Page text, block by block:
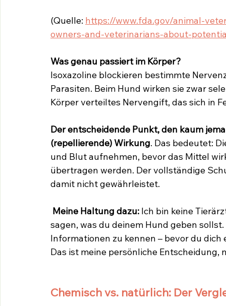
(Quelle: https://www.fda.gov/animal-
owners-and-veterinarians-about-
Was genau passiert im Körper?
Isoxazoline blockieren bestimmte
Parasiten. Beim Hund wirken sie zwar
Körper verteiltes Nervengift, das sich in
Der entscheidende Punkt, den kaum
(repellierende) Wirkung. Das bedeutet:
und Blut aufnehmen, bevor das Mittel
übertragen werden. Der vollständige
damit nicht gewährleistet.
Meine Haltung dazu: Ich bin keine
sagen, was du deinem Hund geben
Informationen zu kennen – bevor du
Das ist meine persönliche
Chemisch vs. natürlich: Der